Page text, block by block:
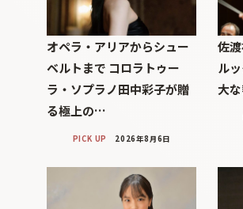
オペラ・アリアからシュー
ベルトまで コロラトゥー
ラ・ソプラノ田中彩子が贈
る極上の…
PICK UP 2026年8月6日
佐
ル
大